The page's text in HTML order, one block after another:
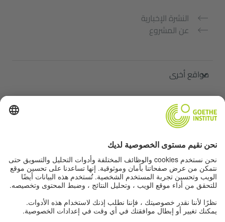
النشرة الإخبارية
عن المشروع
مواقع أخرى
ملتقى "اللغة الألمانية من أجلك"
تعلم الألمانية مجانًا
دورات اللغة الألمانية في معهد غوته
Lehrkräfteportal „Deutschstunde“
الخصوصية وإمكانية الوصول
إعدادات الخصوصية